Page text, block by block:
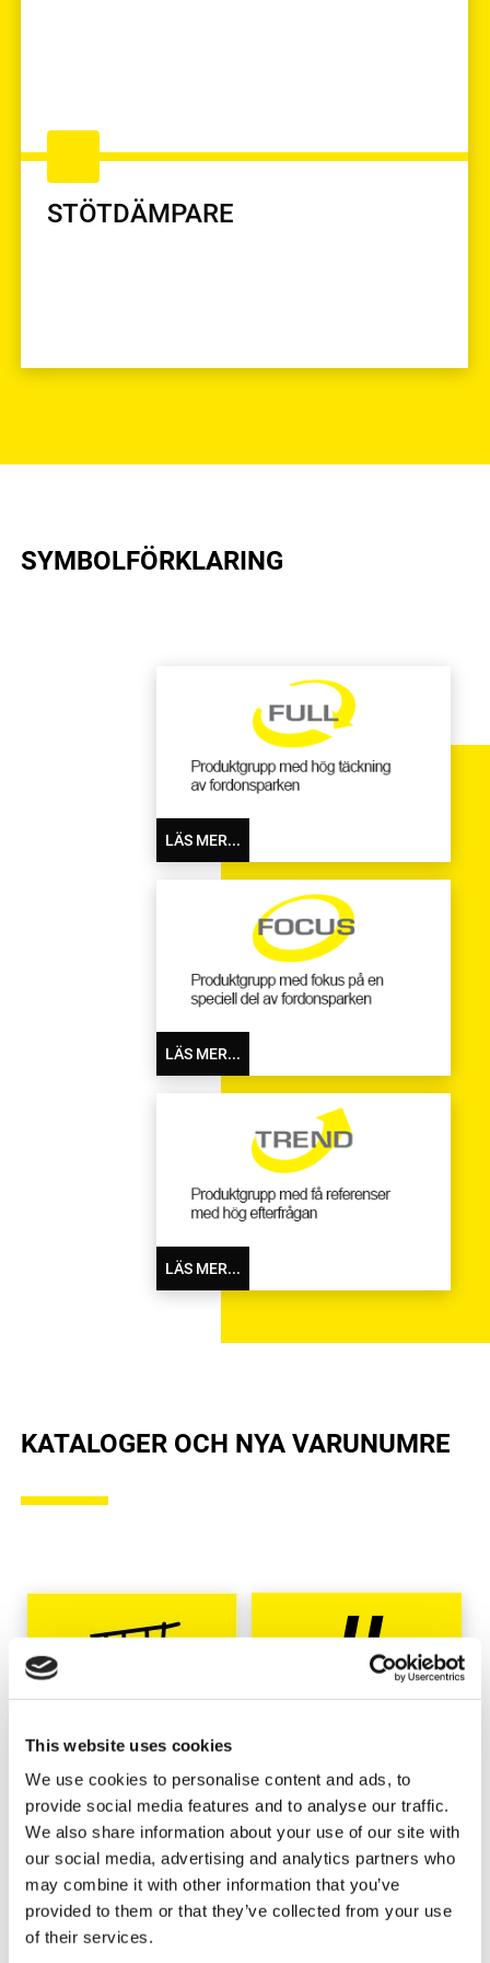
This website uses cookies
We use cookies to personalise content and ads, to
provide social media features and to analyse our traffic.
We also share information about your use of our site with
our social media, advertising and analytics partners who
may combine it with other information that you’ve
provided to them or that they’ve collected from your use
of their services.
STÖTDÄMPARE
SYMBOLFÖRKLARING
LÄS MER...
LÄS MER...
LÄS MER...
KATALOGER OCH NYA VARUNUMRE